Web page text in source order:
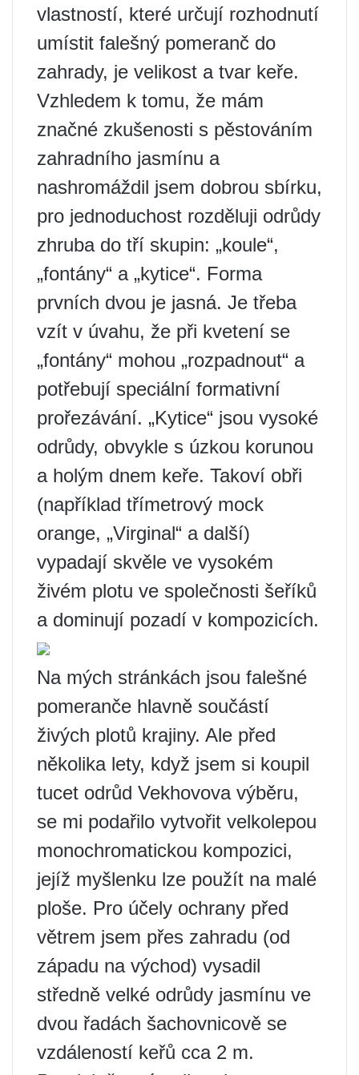
vlastností, které určují rozhodnutí
umístit falešný pomeranč do
zahrady, je velikost a tvar keře.
Vzhledem k tomu, že mám
značné zkušenosti s pěstováním
zahradního jasmínu a
nashromáždil jsem dobrou sbírku,
pro jednoduchost rozděluji odrůdy
zhruba do tří skupin: „koule“,
„fontány“ a „kytice“. Forma
prvních dvou je jasná. Je třeba
vzít v úvahu, že při kvetení se
„fontány“ mohou „rozpadnout“ a
potřebují speciální formativní
prořezávání. „Kytice“ jsou vysoké
odrůdy, obvykle s úzkou korunou
a holým dnem keře. Takoví obři
(například třímetrový mock
orange, „Virginal“ a další)
vypadají skvěle ve vysokém
živém plotu ve společnosti šeříků
a dominují pozadí v kompozicích.
Na mých stránkách jsou falešné
pomeranče hlavně součástí
živých plotů krajiny. Ale před
několika lety, když jsem si koupil
tucet odrůd Vekhovova výběru,
se mi podařilo vytvořit velkolepou
monochromatickou kompozici,
jejíž myšlenku lze použít na malé
ploše. Pro účely ochrany před
větrem jsem přes zahradu (od
západu na východ) vysadil
středně velké odrůdy jasmínu ve
dvou řadách šachovnicově se
vzdáleností keřů cca 2 m.